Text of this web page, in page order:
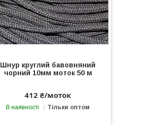
Шнур круглий бавовняний
чорний 10мм моток 50 м
412 ₴/моток
В наявності Тільки оптом